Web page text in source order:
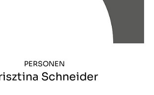
PERSONEN
Schneider